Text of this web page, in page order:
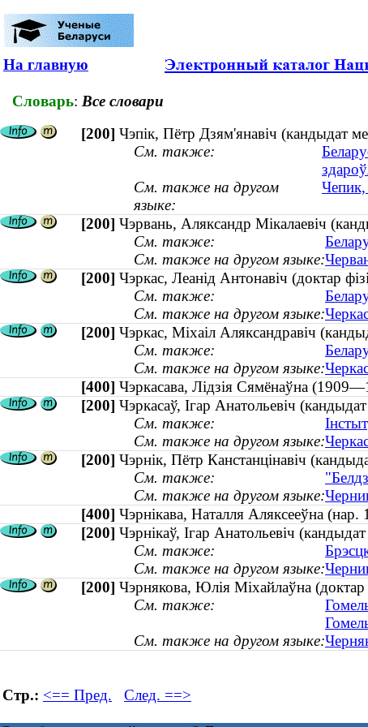
На главную
Словарь: Все словари
[200] Чэпік, Пётр Дзям'янавіч (кандыдат
См. также:
См. также на другом
языке:
[200] Чэрвань, Аляксандр Мікалаевіч
См. также:
См. также на другом языке:
[200] Чэркас, Леанід Антонавіч (доктар
См. также:
См. также на другом языке:
[200] Чэркас, Міхаіл Аляксандравіч
См. также:
См. также на другом языке:
[400] Чэркасава, Лідзія Сямёнаўна
[200] Чэркасаў, Ігар Анатольевіч
См. также:
См. также на другом языке:
[200] Чэрнік, Пётр Канстанцінавіч
См. также:
См. также на другом языке:
[400] Чэрнікава, Наталля Аляксееўна
[200] Чэрнікаў, Ігар Анатольевіч
См. также:
См. также на другом языке:
[200] Чэрнякова, Юлія Міхайлаўна
См. также:
См. также на другом языке:
Стр.: <== Пред. След. ==>